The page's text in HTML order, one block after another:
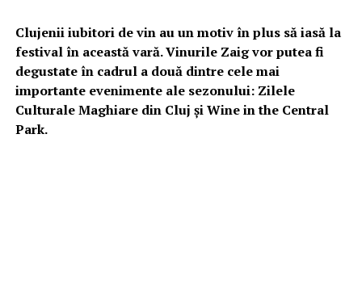
Clujenii iubitori de vin au un motiv în plus să iasă la
festival în această vară. Vinurile Zaig vor putea fi
degustate în cadrul a două dintre cele mai
importante evenimente ale sezonului: Zilele
Culturale Maghiare din Cluj și Wine in the Central
Park.